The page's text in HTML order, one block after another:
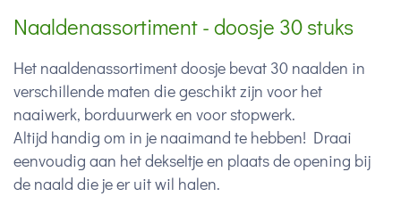
Naaldenassortiment - doosje 30 stuks
Het naaldenassortiment doosje bevat 30 naalden in
verschillende maten die geschikt zijn voor het
naaiwerk, borduurwerk en voor stopwerk.
Altijd handig om in je naaimand te hebben! Draai
eenvoudig aan het dekseltje en plaats de opening bij
de naald die je er uit wil halen.